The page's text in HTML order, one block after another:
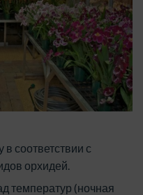
соответствии с
орхидей.
температур (ночная